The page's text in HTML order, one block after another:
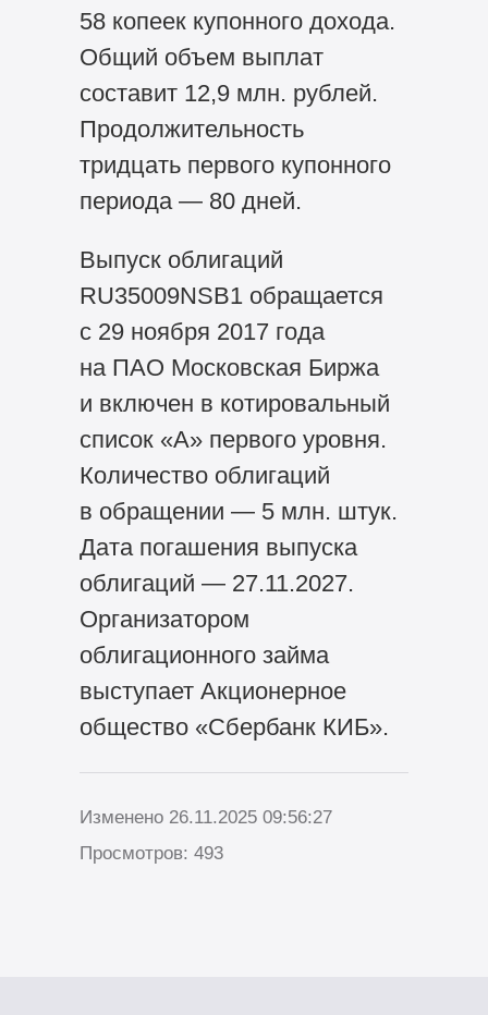
58 копеек купонного дохода.
Общий объем выплат
составит 12,9 млн. рублей.
Продолжительность
тридцать первого купонного
периода — 80 дней.
Выпуск облигаций
RU35009NSB1 обращается
с 29 ноября 2017 года
на ПАО Московская Биржа
и включен в котировальный
список «А» первого уровня.
Количество облигаций
в обращении — 5 млн. штук.
Дата погашения выпуска
облигаций — 27.11.2027.
Организатором
облигационного займа
выступает Акционерное
общество «Сбербанк КИБ».
Изменено 26.11.2025 09:56:27
Просмотров: 493